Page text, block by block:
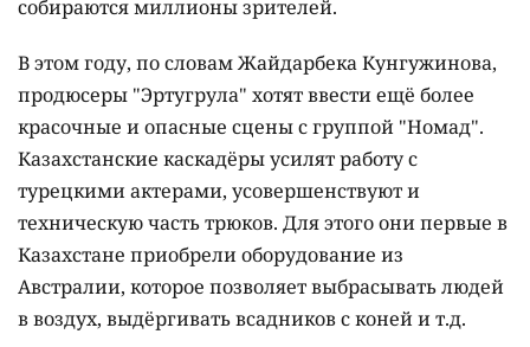
собираются миллионы зрителей.
В этом году, по словам Жайдарбека Кунгужинова,
продюсеры "Эртугрула" хотят ввести ещё более
красочные и опасные сцены с группой "Номад".
Казахстанские каскадёры усилят работу с
турецкими актерами, усовершенствуют и
техническую часть трюков. Для этого они первые в
Казахстане приобрели оборудование из
Австралии, которое позволяет выбрасывать людей
в воздух, выдёргивать всадников с коней и т.д.